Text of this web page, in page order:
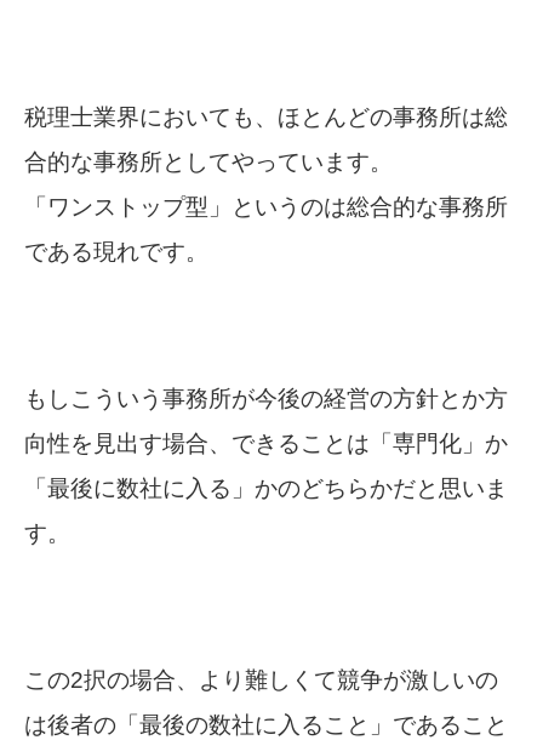
税理士業界においても、ほとんどの事務所は総
合的な事務所としてやっています。
「ワンストップ型」というのは総合的な事務所
である現れです。
もしこういう事務所が今後の経営の方針とか方
向性を見出す場合、できることは「専門化」か
「最後に数社に入る」かのどちらかだと思いま
す。
この2択の場合、より難しくて競争が激しいの
は後者の「最後の数社に入ること」であること